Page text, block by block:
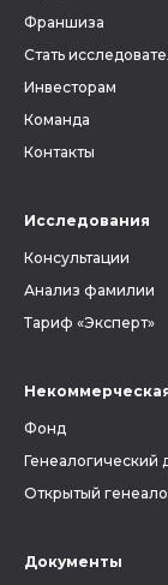
Франшиза
Стать
Инвесторам
Команда
Контакты
Исследования
Консультации
Анализ фамилии
Тариф «Эксперт»
Фонд
Генеалогический
Открытый
Документы